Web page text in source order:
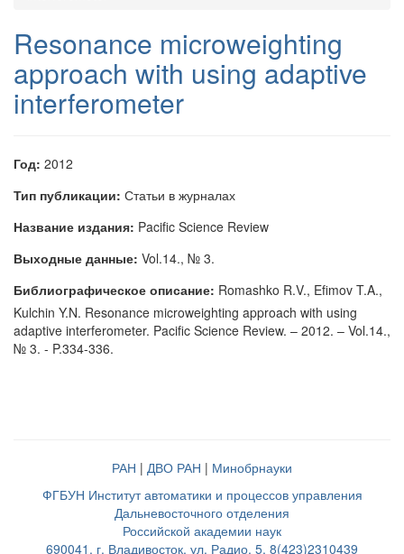
Resonance microweighting
approach with using adaptive
interferometer
Год: 2012
Тип публикации: Статьи в журналах
Название издания: Pacific Science Review
Выходные данные: Vol.14., № 3.
Библиографическое описание: Romashko R.V., Efimov T.A.,
Kulchin Y.N. Resonance microweighting approach with using
adaptive interferometer. Pacific Science Review. – 2012. – Vol.14.,
№ 3. - P.334-336.
РАН | ДВО РАН | Минобрнауки
ФГБУН Институт автоматики и процессов управления
Дальневосточного отделения
Российской академии наук
690041, г. Владивосток, ул. Радио, 5, 8(423)2310439